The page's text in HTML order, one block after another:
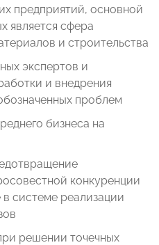
предприятий, основной
является сфера
и строительства
экспертов и
и внедрения
проблем
бизнеса на
конкуренции
системе реализации
решении точечных